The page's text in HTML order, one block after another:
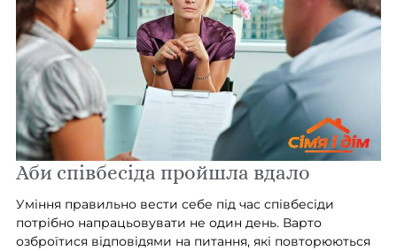
Аби співбесіда пройшла вдало
Уміння правильно вести себе під час співбесіди
потрібно напрацьовувати не один день. Варто
озброїтися відповідями на питання, які повторюються